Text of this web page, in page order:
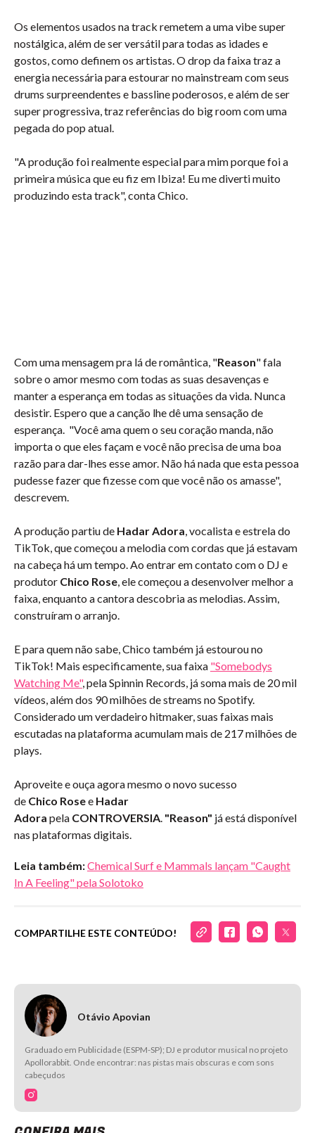
Os elementos usados na track remetem a uma vibe super
nostálgica, além de ser versátil para todas as idades e
gostos, como definem os artistas. O drop da faixa traz a
energia necessária para estourar no mainstream com seus
drums surpreendentes e bassline poderosos, e além de ser
super progressiva, traz referências do big room com uma
pegada do pop atual.
"A produção foi realmente especial para mim porque foi a
primeira música que eu fiz em Ibiza! Eu me diverti muito
produzindo esta track", conta Chico.
Com uma mensagem pra lá de romântica, "Reason" fala
sobre o amor mesmo com todas as suas desavenças e
manter a esperança em todas as situações da vida. Nunca
desistir. Espero que a canção lhe dê uma sensação de
esperança. "Você ama quem o seu coração manda, não
importa o que eles façam e você não precisa de uma boa
razão para dar-lhes esse amor. Não há nada que esta pessoa
pudesse fazer que fizesse com que você não os amasse",
descrevem.
A produção partiu de Hadar Adora, vocalista e estrela do
TikTok, que começou a melodia com cordas que já estavam
na cabeça há um tempo. Ao entrar em contato com o DJ e
produtor Chico Rose, ele começou a desenvolver melhor a
faixa, enquanto a cantora descobria as melodias. Assim,
construíram o arranjo.
E para quem não sabe, Chico também já estourou no
TikTok! Mais especificamente, sua faixa "Somebodys
Watching Me", pela Spinnin Records, já soma mais de 20 mil
vídeos, além dos 90 milhões de streams no Spotify.
Considerado um verdadeiro hitmaker, suas faixas mais
escutadas na plataforma acumulam mais de 217 milhões de
plays.
Aproveite e ouça agora mesmo o novo sucesso
de Chico Rosee Hadar
Adora pela CONTROVERSIA. "Reason" já está disponível
nas plataformas digitais.
Leia também:Chemical Surf e Mammals lançam "Caught
In A Feeling" pela Solotoko
COMPARTILHE ESTE CONTEÚDO!
Otávio Apovian
Graduado em Publicidade (ESPM-SP); DJ e produtor musical no projeto
Apollorabbit. Onde encontrar: nas pistas mais obscuras e com sons
cabeçudos